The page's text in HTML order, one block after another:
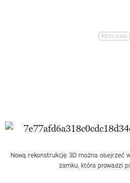
Nową rekonstrukcję 3D można obejrzeć
zamku, która prowadzi